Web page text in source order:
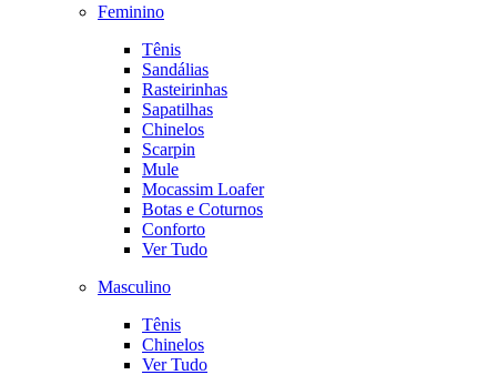
Feminino
Tênis
Sandálias
Rasteirinhas
Sapatilhas
Chinelos
Scarpin
Mule
Mocassim Loafer
Botas e Coturnos
Conforto
Ver Tudo
Masculino
Tênis
Chinelos
Ver Tudo